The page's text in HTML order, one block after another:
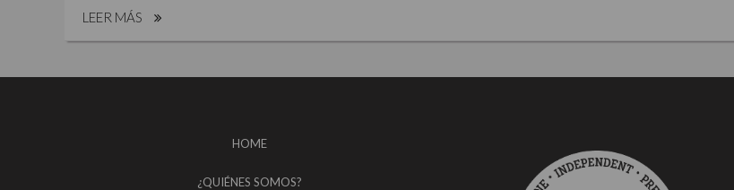
LEER MÁS
HOME
¿QUIÉNES SOMOS?